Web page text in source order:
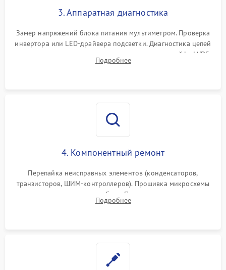
Поломка системы защиты
3. Аппаратная диагностика
Замер напряжений блока питания мультиметром. Проверка
инвертора или LED-драйвера подсветки. Диагностика цепей
питания скалера и тестирование сигналов на шлейфе LVDS
Подробнее
4. Компонентный ремонт
Перепайка неисправных элементов (конденсаторов,
транзисторов, ШИМ-контроллеров). Прошивка микросхемы
памяти при программных сбоях. При поломке подсветки —
разборка матрицы и замена выгоревших светодиодов.
Подробнее